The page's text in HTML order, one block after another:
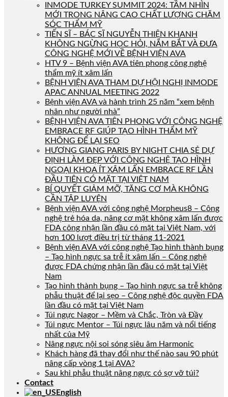
INMODE TURKEY SUMMIT 2024: TẦM NHÌN
MỚI TRONG NÂNG CAO CHẤT LƯỢNG CHĂM
SÓC THẨM MỸ
TIẾN SĨ – BÁC SĨ NGUYỄN THIỆN KHANH
KHÔNG NGỪNG HỌC HỎI, NẮM BẮT VÀ ĐƯA
CÔNG NGHỆ MỚI VỀ BỆNH VIỆN AVA
HTV 9 – Bệnh viện AVA tiên phong công nghệ
thẩm mỹ ít xâm lấn
BỆNH VIỆN AVA THAM DỰ HỘI NGHỊ INMODE
APAC ANNUAL MEETING 2022
Bệnh viện AVA và hành trình 25 năm “xem bệnh
nhân như người nhà”
BỆNH VIỆN AVA TIÊN PHONG VỚI CÔNG NGHỆ
EMBRACE RF GIÚP TẠO HÌNH THẨM MỸ
KHÔNG ĐỂ LẠI SẸO
HƯƠNG GIANG PARIS BY NIGHT CHIA SẺ DỰ
ĐỊNH LÀM ĐẸP VỚI CÔNG NGHỆ TẠO HÌNH
NGOẠI KHOA ÍT XÂM LẤN EMBRACE RF LẦN
ĐẦU TIÊN CÓ MẶT TẠI VIỆT NAM
BÍ QUYẾT GIẢM MỠ, TĂNG CƠ MÀ KHÔNG
CẦN TẬP LUYỆN
Bệnh viện AVA với công nghệ Morpheus8 – Công
nghệ trẻ hóa da, nâng cơ mặt không xâm lấn được
FDA công nhận lần đầu có mặt tại Việt Nam, với
hơn 100 lượt điều trị từ tháng 11-2021
Bệnh viện AVA với công nghệ Tạo hình thành bụng
– Tạo hình ngực sa trễ ít xâm lấn – Công nghệ
được FDA chứng nhận lần đầu có mặt tại Việt
Nam
Tạo hình thành bụng – Tạo hình ngực sa trễ không
phẫu thuật để lại sẹo – Công nghệ độc quyền FDA
lần đầu có mặt tại Việt Nam
Túi ngực Nagor – Mềm và Chắc, Tròn và Đầy
Túi ngực Mentor – Túi ngực lâu năm và nổi tiếng
nhất của Mỹ
Nâng ngực nội soi sóng siêu âm Harmonic
Khách hàng đã thay đổi như thế nào sau 90 phút
nâng cấp vòng 1 tại AVA?
Sau khi phẫu thuật nâng ngực có sợ vỡ túi?
Contact
English